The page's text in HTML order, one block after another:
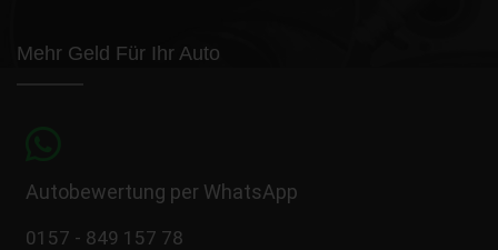
Mehr Geld Für Ihr Auto
Autobewertung per WhatsApp
0157 - 849 157 78